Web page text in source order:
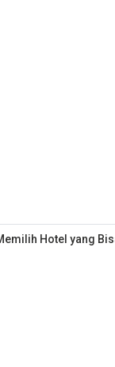
Hotel yang